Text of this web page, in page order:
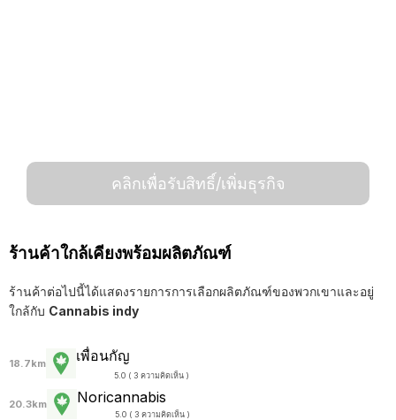
คลิกเพื่อรับสิทธิ์/เพิ่มธุรกิจ
ร้านค้าใกล้เคียงพร้อมผลิตภัณฑ์
ร้านค้าต่อไปนี้ได้แสดงรายการการเลือกผลิตภัณฑ์ของพวกเขาและอยู่
ใกล้กับ Cannabis indy
18.7km เพื่อนกัญ
5.0 ( 3 ความคิดเห็น )
20.3km Noricannabis
5.0 ( 3 ความคิดเห็น )